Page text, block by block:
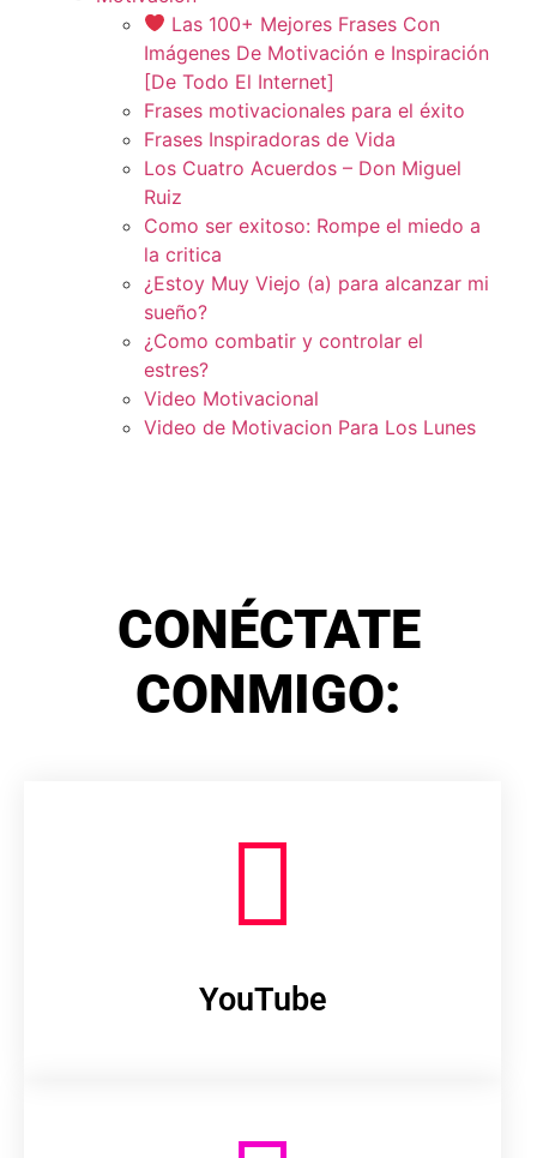
Las 100+ Mejores Frases Con
Imágenes De Motivación e Inspiración
[De Todo El Internet]
Frases motivacionales para el éxito
Frases Inspiradoras de Vida
Los Cuatro Acuerdos – Don Miguel
Ruiz
Como ser exitoso: Rompe el miedo a
la critica
¿Estoy Muy Viejo (a) para alcanzar mi
sueño?
¿Como combatir y controlar el
estres?
Video Motivacional
Video de Motivacion Para Los Lunes
CONÉCTATE
CONMIGO:
YouTube